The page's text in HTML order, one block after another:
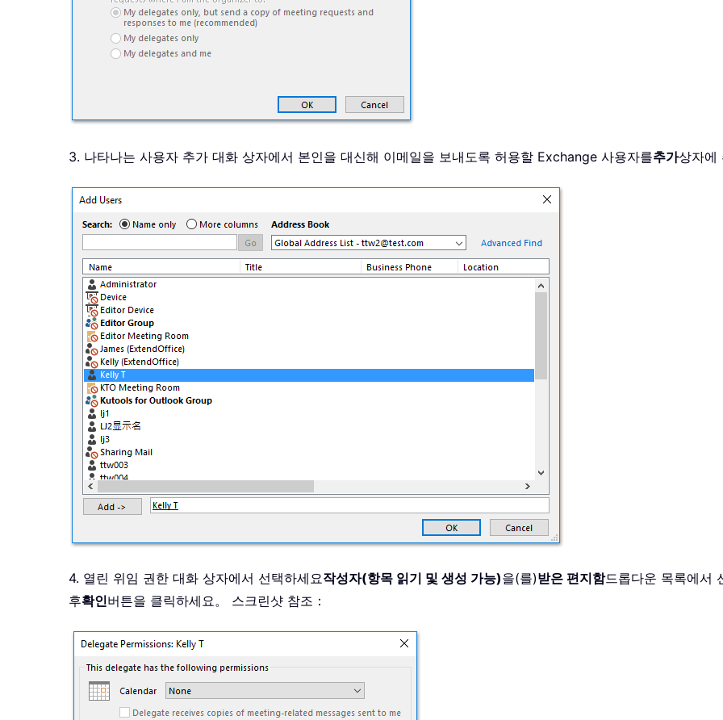
3. 나타나는 사용자 추가 대화 상자에서 본인을 대신해 이메일을 보내도록 허용할 Exchange 사용자를추가상자에
4. 열린 위임 권한 대화 상자에서 선택하세요작성자(항목 읽기 및 생성 가능)을(를)받은 편지함드롭다운 목록에서
후확인버튼을 클릭하세요。 스크린샷 참조：